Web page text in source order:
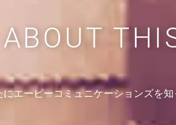
ABOUT
にエーピーコミュニケーションズを